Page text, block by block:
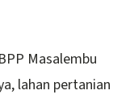
Masalembu
lahan pertanian